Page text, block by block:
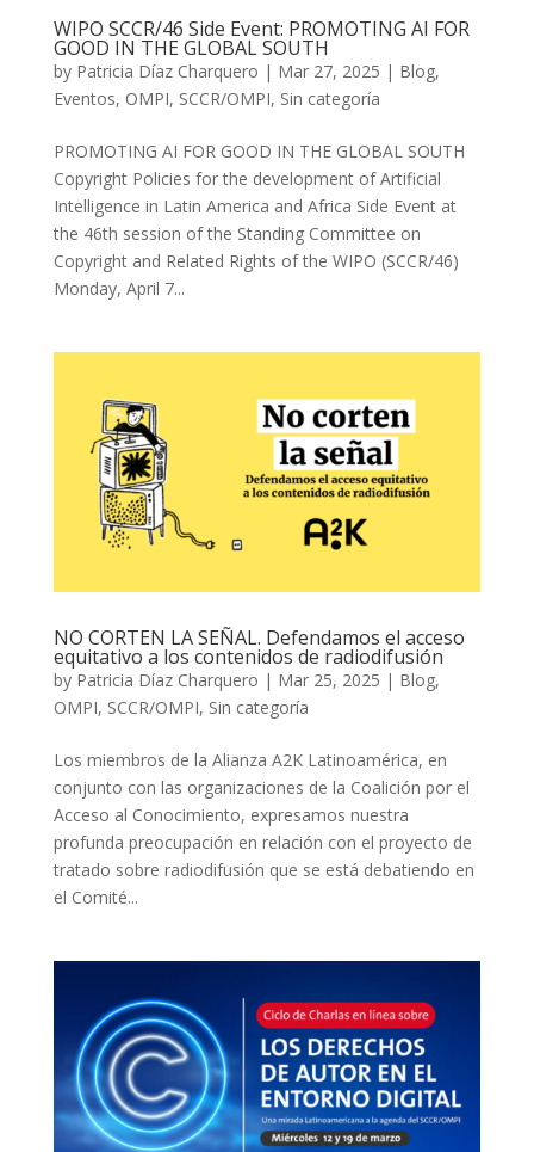
WIPO SCCR/46 Side Event: PROMOTING AI FOR
GOOD IN THE GLOBAL SOUTH
by Patricia Díaz Charquero | Mar 27, 2025 | Blog,
Eventos, OMPI, SCCR/OMPI, Sin categoría
PROMOTING AI FOR GOOD IN THE GLOBAL SOUTH
Copyright Policies for the development of Artificial
Intelligence in Latin America and Africa Side Event at
the 46th session of the Standing Committee on
Copyright and Related Rights of the WIPO (SCCR/46)
Monday, April 7...
NO CORTEN LA SEÑAL. Defendamos el acceso
equitativo a los contenidos de radiodifusión
by Patricia Díaz Charquero | Mar 25, 2025 | Blog,
OMPI, SCCR/OMPI, Sin categoría
Los miembros de la Alianza A2K Latinoamérica, en
conjunto con las organizaciones de la Coalición por el
Acceso al Conocimiento, expresamos nuestra
profunda preocupación en relación con el proyecto de
tratado sobre radiodifusión que se está debatiendo en
el Comité...